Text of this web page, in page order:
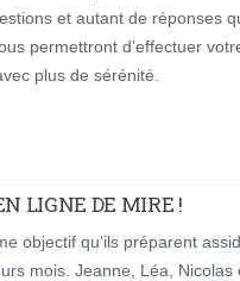
et autant de réponses
permettront d’effectuer
plus de sérénité.
LIGNE DE MIRE !
objectif qu’ils préparent
mois. Jeanne, Léa, Nicolas